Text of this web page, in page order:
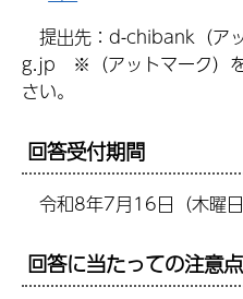
提出先：d-chibank（ア
g.jp ※（アットマーク）
さい。
回答受付期間
令和8年7月16日（木曜
回答に当たっての注意点